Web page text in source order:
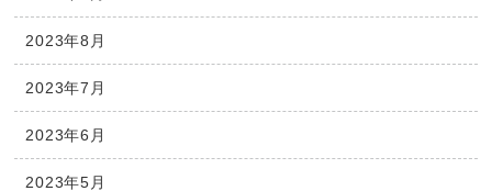
2023年8月
2023年7月
2023年6月
2023年5月